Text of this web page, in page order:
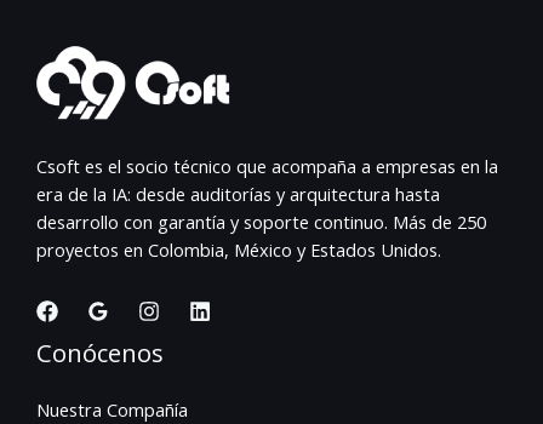
Csoft es el socio técnico que acompaña a empresas en la
era de la IA: desde auditorías y arquitectura hasta
desarrollo con garantía y soporte continuo. Más de 250
proyectos en Colombia, México y Estados Unidos.
Conócenos
Nuestra Compañía